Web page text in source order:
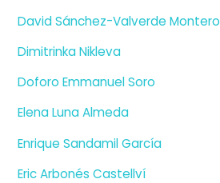
David Sánchez-Valverde Montero
Dimitrinka Nikleva
Doforo Emmanuel Soro
Elena Luna Almeda
Enrique Sandamil García
Eric Arbonés Castellví